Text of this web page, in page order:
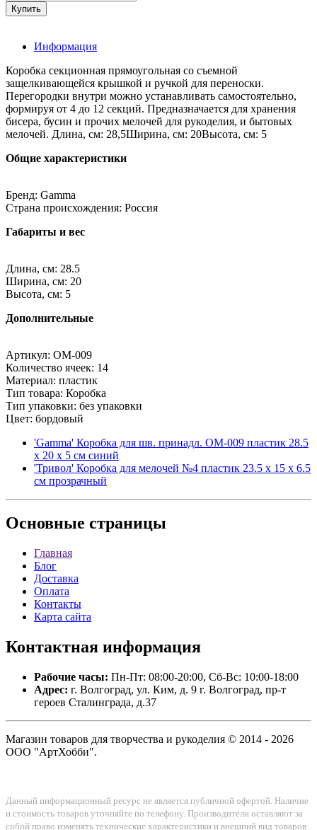
Информация
Коробка секционная прямоугольная со съемной
защелкивающейся крышкой и ручкой для переноски.
Перегородки внутри можно устанавливать самостоятельно,
формируя от 4 до 12 секций. Предназначается для хранения
бисера, бусин и прочих мелочей для рукоделия, и бытовых
мелочей. Длина, см: 28,5Ширина, см: 20Высота, см: 5
Общие характеристики
Бренд: Gamma
Страна происхождения: Россия
Габариты и вес
Длина, см: 28.5
Ширина, см: 20
Высота, см: 5
Дополнительные
Артикул: OM-009
Количество ячеек: 14
Материал: пластик
Тип товара: Коробка
Тип упаковки: без упаковки
Цвет: бордовый
'Gamma' Коробка для шв. принадл. OM-009 пластик 28.5
x 20 x 5 см синий
'Тривол' Коробка для мелочей №4 пластик 23.5 x 15 x 6.5
см прозрачный
Основные страницы
Главная
Блог
Доставка
Оплата
Контакты
Карта сайта
Контактная информация
Рабочие часы: Пн-Пт: 08:00-20:00, Сб-Вс: 10:00-18:00
Адрес: г. Волгоград, ул. Ким, д. 9 г. Волгоград, пр-т
героев Сталинграда, д.37
Магазин товаров для творчества и рукоделия © 2014 - 2026
ООО "АртХобби".
Данный информационный ресурс не является публичной офертой. Наличие
и стоимость товаров уточняйте по телефону. Производители оставляют за
собой право изменять технические характеристики и внешний вид товаров